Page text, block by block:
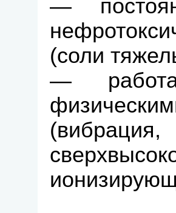
—
(соли
—